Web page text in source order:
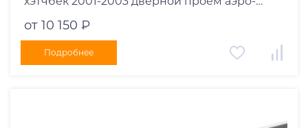
от 10 150 ₽
Подробнее